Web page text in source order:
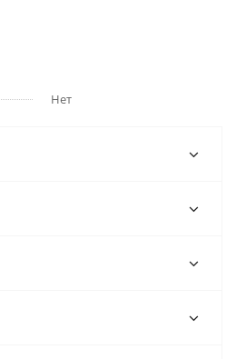
Нет